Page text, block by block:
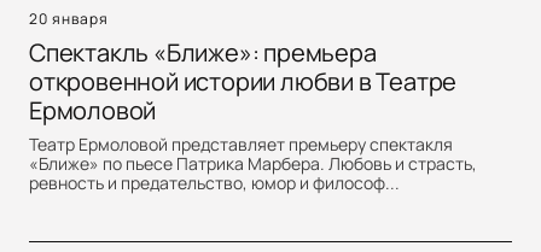
20 января
Спектакль «Ближе»: премьера
откровенной истории любви в Театре
Ермоловой
Театр Ермоловой представляет премьеру спектакля
«Ближе» по пьесе Патрика Марбера. Любовь и страсть,
ревность и предательство, юмор и философ...